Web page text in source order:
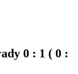
0 : 1 ( 0 :